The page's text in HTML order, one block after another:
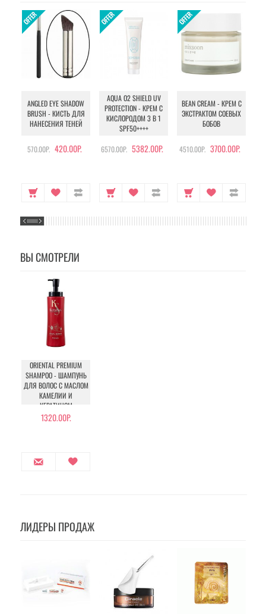
ANGLED EYE SHADOW
BRUSH - КИСТЬ ДЛЯ
НАНЕСЕНИЯ ТЕНЕЙ
570.00Р. 420.00Р.
AQUA O2 SHIELD UV
PROTECTION - КРЕМ С
КИСЛОРОДОМ 3 В 1
SPF50++++
6570.00Р. 5382.00Р.
BEAN CREAM - КРЕМ С
ЭКСТРАКТОМ СОЕВЫХ
БОБОВ
4510.00Р. 3700.00Р.
ВЫ СМОТРЕЛИ
ORIENTAL PREMIUM
SHAMPOO - ШАМПУНЬ
ДЛЯ ВОЛОС С МАСЛОМ
КАМЕЛИИ И
КЕРАТИНОМ
1320.00Р.
ЛИДЕРЫ ПРОДАЖ